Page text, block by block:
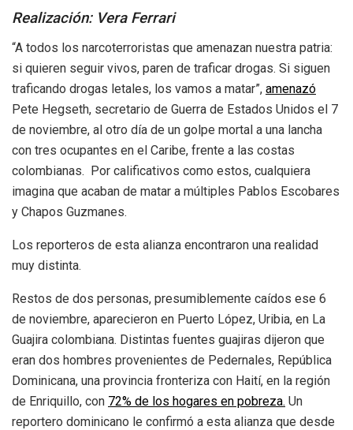
Realización: Vera Ferrari
“A todos los narcoterroristas que amenazan nuestra patria:
si quieren seguir vivos, paren de traficar drogas. Si siguen
traficando drogas letales, los vamos a matar”, amenazó
Pete Hegseth, secretario de Guerra de Estados Unidos el 7
de noviembre, al otro día de un golpe mortal a una lancha
con tres ocupantes en el Caribe, frente a las costas
colombianas. Por calificativos como estos, cualquiera
imagina que acaban de matar a múltiples Pablos Escobares
y Chapos Guzmanes.
Los reporteros de esta alianza encontraron una realidad
muy distinta.
Restos de dos personas, presumiblemente caídos ese 6
de noviembre, aparecieron en Puerto López, Uribia, en La
Guajira colombiana. Distintas fuentes guajiras dijeron que
eran dos hombres provenientes de Pedernales, República
Dominicana, una provincia fronteriza con Haití, en la región
de Enriquillo, con 72% de los hogares en pobreza. Un
reportero dominicano le confirmó a esta alianza que desde